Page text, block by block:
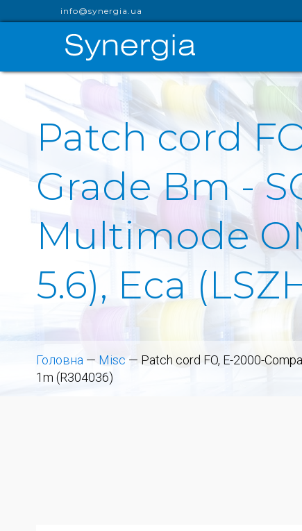
info@synergia.ua
Patch cord
Grade Bm -
Multimode
5.6), Eca
Головна — Misc — Patch cord FO, E-2000-
1m (R304036)